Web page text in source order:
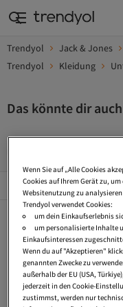
Trendyol Jack & Jones
Trendyol
Kleidung
Das könnte dir
Beliebte Seiten
Boxershorts 10Er Pack
Seiden Boxershorts
Box
Boxer Jogginghose
Boxershorts 4Xl
Wenn Sie auf „Alle Cookies
Cookies auf Ihrem Gerät zu,
Websitenutzung zu
Trendyol verwendet Cookies:
um dein Einkaufserlebnis
um personalisierte Inhalte
Einkaufsinteressen
Wenn du auf "Akzeptieren"
genannten Zwecke zu
außerhalb der EU (USA,
jederzeit in den Cookie-
zustimmst, werden nur